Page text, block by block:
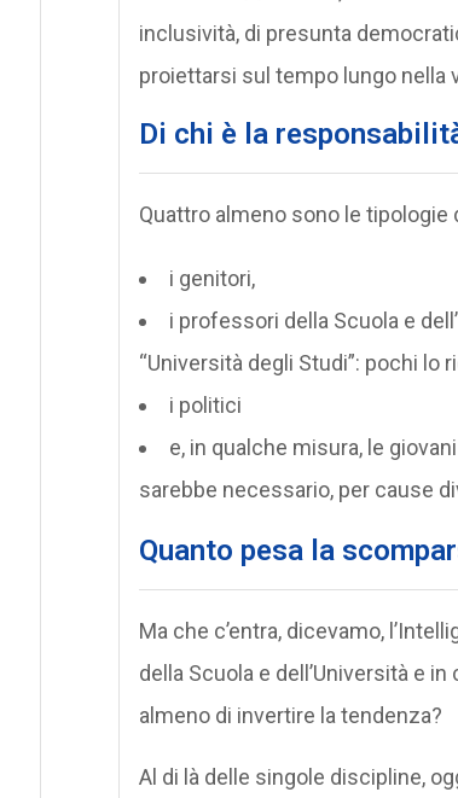
inclusività, di presunta
proiettarsi sul tempo lungo nella
Di chi è la
Quattro almeno sono le
i genitori,
i professori della Scuola e
“Università degli Studi”: pochi lo
i politici
e, in qualche misura, le
sarebbe necessario, per cause
Quanto pesa la
Ma che c’entra, dicevamo,
della Scuola e dell’Università e
almeno di invertire la tendenza?
Al di là delle singole discipline,